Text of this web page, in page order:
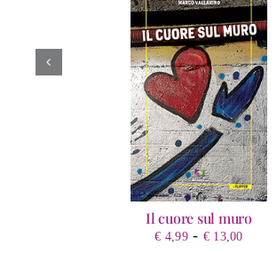
Il cuore sul muro
€ 4,99 - € 13,00Fascia